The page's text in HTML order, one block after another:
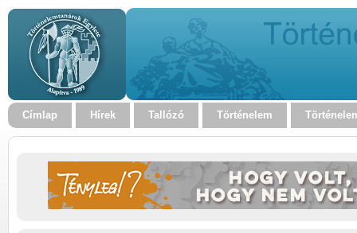
Címlap Hírek Tallózó Történelem